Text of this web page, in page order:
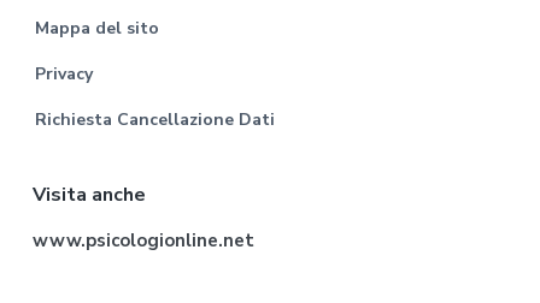
Mappa del sito
Privacy
Richiesta Cancellazione Dati
Visita anche
www.psicologionline.net